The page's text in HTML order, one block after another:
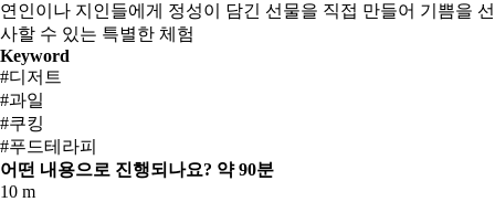
연인이나 지인들에게 정성이 담긴 선물을 직접 만들어 기쁨을 선
사할 수 있는 특별한 체험
Keyword
#디저트
#과일
#쿠킹
#푸드테라피
어떤 내용으로 진행되나요? 약 90분
10 m